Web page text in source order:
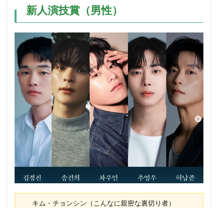
新人演技賞（男性）
キム・チョンシン（こんなに親密な裏切り者）